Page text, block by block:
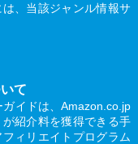
、当該ジャンル情報サ
て
イドは、Amazon.co.jp
紹介料を獲得できる手
ィリエイトプログラム